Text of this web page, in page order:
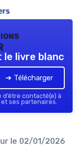
livre blanc
➔ Télécharger
contacté(e) à
et ses partenaires.
le 02/01/2026